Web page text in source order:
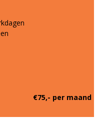
€75,- per maand